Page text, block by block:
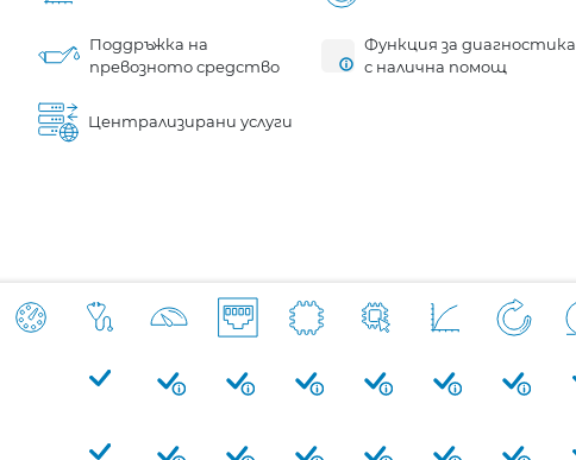
Поддръжка на
превозното средство
Функция за диагностика
с налична помощ
Централизирани услуги